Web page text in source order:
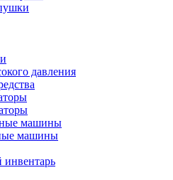
давления
машины
машины